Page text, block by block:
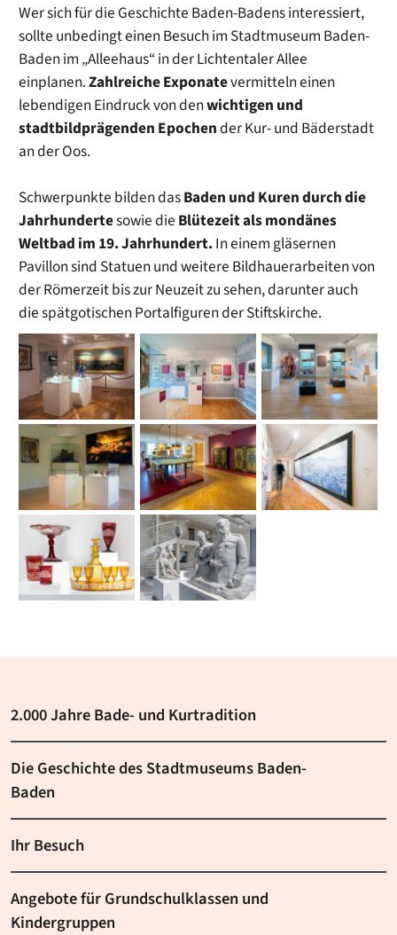
Wer sich für die Geschichte Baden-Badens interessiert,
sollte unbedingt einen Besuch im Stadtmuseum Baden-
Baden im „Alleehaus“ in der Lichtentaler Allee
einplanen.Zahlreiche Exponatevermitteln einen
lebendigen Eindruck von denwichtigen und
stadtbildprägenden Epochender Kur- und Bäderstadt
an der Oos.
Schwerpunkte bilden dasBaden und Kuren durch die
Jahrhundertesowie die Blütezeit als mondänes
Weltbad im 19. Jahrhundert. In einem gläsernen
Pavillon sind Statuen und weitere Bildhauerarbeiten von
der Römerzeit bis zur Neuzeit zu sehen, darunter auch
die spätgotischen Portalfiguren der Stiftskirche.
2.000 Jahre Bade- und Kurtradition
Die Geschichte des Stadtmuseums Baden-
Baden
Ihr Besuch
Angebote für Grundschulklassen und
Kindergruppen